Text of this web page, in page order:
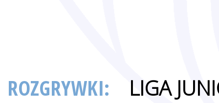
ROZGRYWKI: LIGA